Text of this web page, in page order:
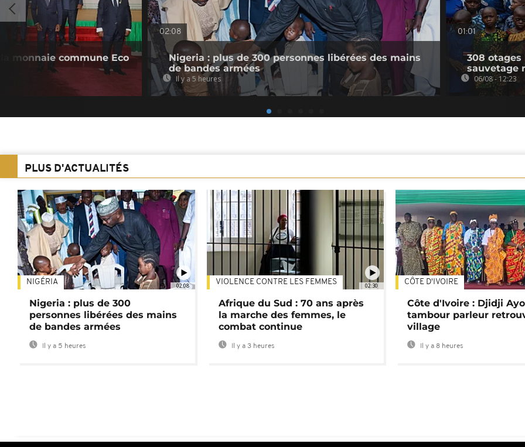
monnaie commune Eco
02:08
Nigeria : plus de 300 personnes libérées des mains
de bandes armées
Il y a 5 heures
01:01
308 otages
sauvetage
06/08 - 12:23
PLUS D'ACTUALITÉS
02:08
NIGÉRIA
Nigeria : plus de 300
personnes libérées des mains
de bandes armées
Il y a 5 heures
02:30
VIOLENCE CONTRE LES FEMMES
Afrique du Sud : 70 ans après
la marche des femmes, le
combat continue
Il y a 3 heures
CÔTE D'IVOIRE
Côte d'Ivoire : Djidji
tambour parleur
village
Il y a 8 heures